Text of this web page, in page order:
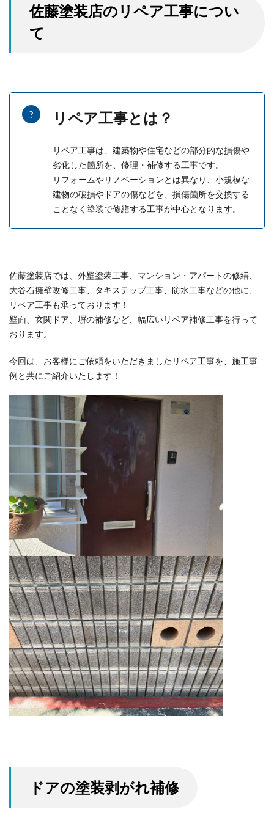
佐藤塗装店のリペア工事につい
て
リペア工事とは？
リペア工事は、建築物や住宅などの部分的な損傷や
劣化した箇所を、修理・補修する工事です。
リフォームやリノベーションとは異なり、小規模な
建物の破損やドアの傷などを、損傷箇所を交換する
ことなく塗装で修繕する工事が中心となります。
佐藤塗装店では、外壁塗装工事、マンション・アパートの修繕、
大谷石擁壁改修工事、タキステップ工事、防水工事などの他に、
リペア工事も承っております！
壁面、玄関ドア、塀の補修など、幅広いリペア補修工事を行って
おります。
今回は、お客様にご依頼をいただきましたリペア工事を、施工事
例と共にご紹介いたします！
ドアの塗装剥がれ補修